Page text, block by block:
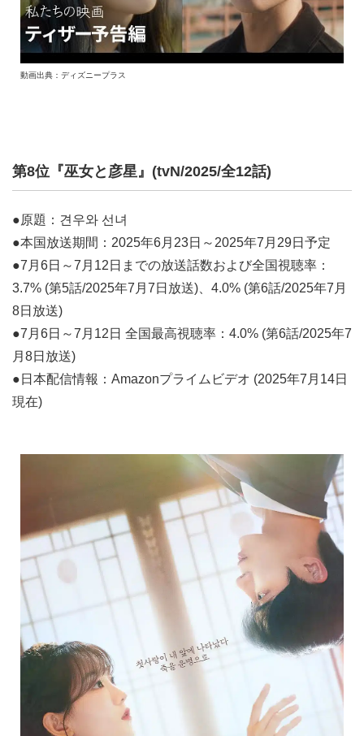
動画出典：ディズニープラス
第8位『巫女と彦星』(tvN/2025/全12話)
●原題：견우와 선녀
●本国放送期間：2025年6月23日～2025年7月29日予定
●7月6日～7月12日までの放送話数および全国視聴率：
3.7% (第5話/2025年7月7日放送)、4.0% (第6話/2025年7月
8日放送)
●7月6日～7月12日 全国最高視聴率：4.0% (第6話/2025年7
月8日放送)
●日本配信情報：Amazonプライムビデオ (2025年7月14日
現在)